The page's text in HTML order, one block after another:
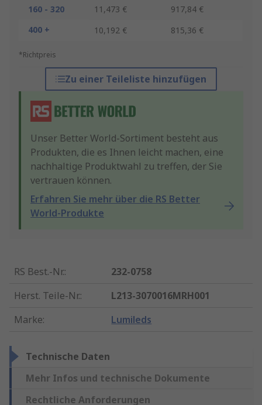
160 - 320
11,473 €
917,84 €
400 +
10,192 € 815,36 €
*Richtpreis
Zu einer Teileliste hinzufügen
Unser Better World-Sortiment besteht aus
Produkten, die es Ihnen leicht machen, eine
nachhaltige Produktwahl zu treffen, der Sie
vertrauen können.
Erfahren Sie mehr über die RS Better
World-Produkte
RS Best.-Nr.:
232-0758
Herst. Teile-Nr.:
L213-3070016MRH001
Marke: Lumileds
Technische Daten
Mehr Infos und technische Dokumente
Rechtliche Anforderungen